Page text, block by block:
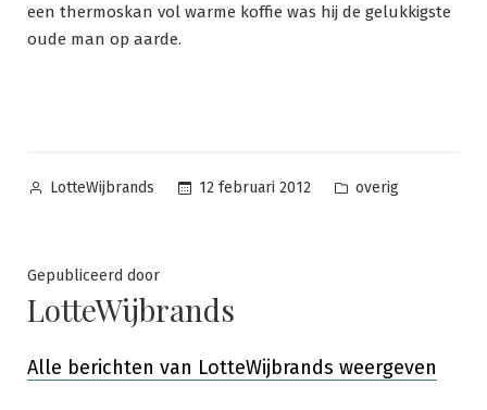
een thermoskan vol warme koffie was hij de gelukkigste
oude man op aarde.
Posted
LotteWijbrands 12 februari 2012
Posted
overig
Gepubliceerd door
LotteWijbrands
Alle berichten van LotteWijbrands weergeven